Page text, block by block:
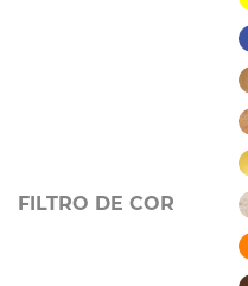
FILTRO DE COR